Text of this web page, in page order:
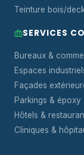
Teinture bois/
SERVICES
Bureaux &
Espaces
Façades
Parkings & époxy
Hôtels &
Cliniques &